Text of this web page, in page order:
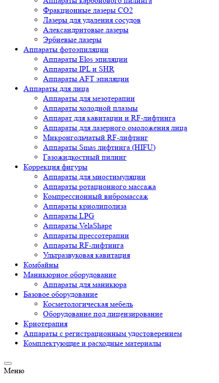
Фракционные лазеры CO2
Лазеры для удаления сосудов
Александритовые лазеры
Эрбиевые лазеры
Аппараты фотоэпиляции
Аппараты Elos эпиляции
Аппараты IPL и SHR
Аппараты AFT эпиляции
Аппараты для лица
Аппараты для мезотерапии
Аппараты холодной плазмы
Аппарат для кавитации и RF-лифтинга
Аппараты для лазерного омоложения лица
Микроигольчатый RF-лифтинг
Аппараты Smas лифтинга (HIFU)
Газожидкостный пилинг
Коррекция фигуры
Аппараты для миостимуляции
Аппараты ротационного массажа
Компрессионный вибромассаж
Аппараты криолиполиза
Аппараты LPG
Аппараты VelaShape
Аппараты прессотерапии
Аппараты RF-лифтинга
Ультразвуковая кавитация
Комбайны
Маникюрное оборудование
Аппараты для маникюра
Базовое оборудование
Косметологическая мебель
Оборудование под лицензирование
Криотерапия
Аппараты c регистрационным удостоверением
Комплектующие и расходные материалы
Меню